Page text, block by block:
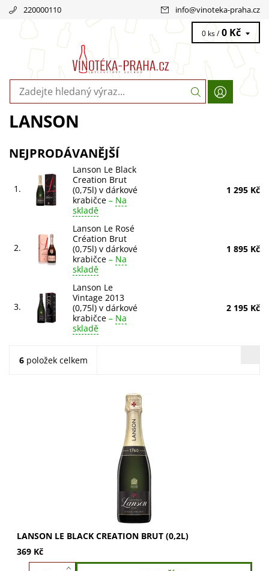
220000110 info@vinoteka-praha.cz
0 ks / 0 Kč
LANSON
NEJPRODÁVANĚJŠÍ
1.
Lanson Le Black
Creation Brut
(0,75l) v dárkové
krabičce – Na
skladě
1 295 Kč
2.
Lanson Le Rosé
Création Brut
(0,75l) v dárkové
krabičce – Na
skladě
1 895 Kč
3.
Lanson Le
Vintage 2013
(0,75l) v dárkové
krabičce – Na
skladě
2 195 Kč
6 položek celkem
Lanson Le Black Creation Brut (0,2l) je osvěžující
šampaňské s tóny hrušek, jablek a citrusů. Objevte
štědrou, ovocnou chuť s mandarinkou a...
LANSON LE BLACK CREATION BRUT (0,2L)
369 Kč